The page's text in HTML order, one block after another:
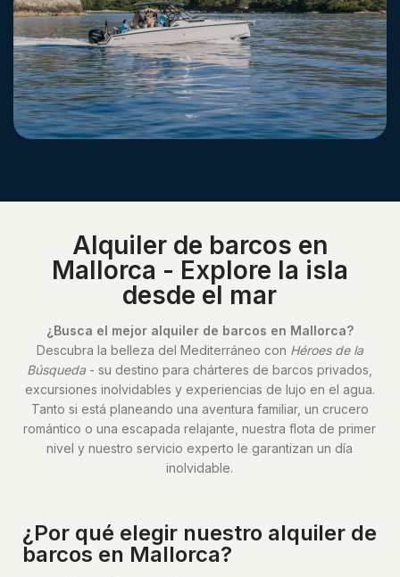
Alquiler de barcos en
Mallorca - Explore la isla
desde el mar
¿Busca el mejor alquiler de barcos en Mallorca?
Descubra la belleza del Mediterráneo con Héroes de la
Búsqueda - su destino para chárteres de barcos privados,
excursiones inolvidables y experiencias de lujo en el agua.
Tanto si está planeando una aventura familiar, un crucero
romántico o una escapada relajante, nuestra flota de primer
nivel y nuestro servicio experto le garantizan un día
inolvidable.
¿Por qué elegir nuestro alquiler de
barcos en Mallorca?